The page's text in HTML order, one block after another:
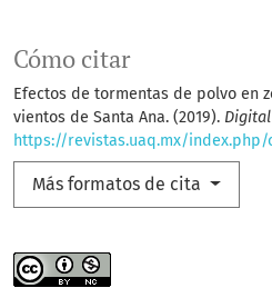
Cómo citar
Efectos de tormentas de polvo en
vientos de Santa Ana. (2019).
https://revistas.uaq.mx/
Más formatos de cita